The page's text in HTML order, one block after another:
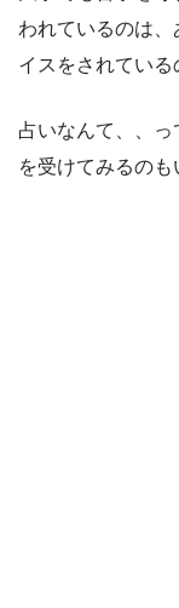
われているのは
イスをされている
占いなんて、、
を受けてみるのも